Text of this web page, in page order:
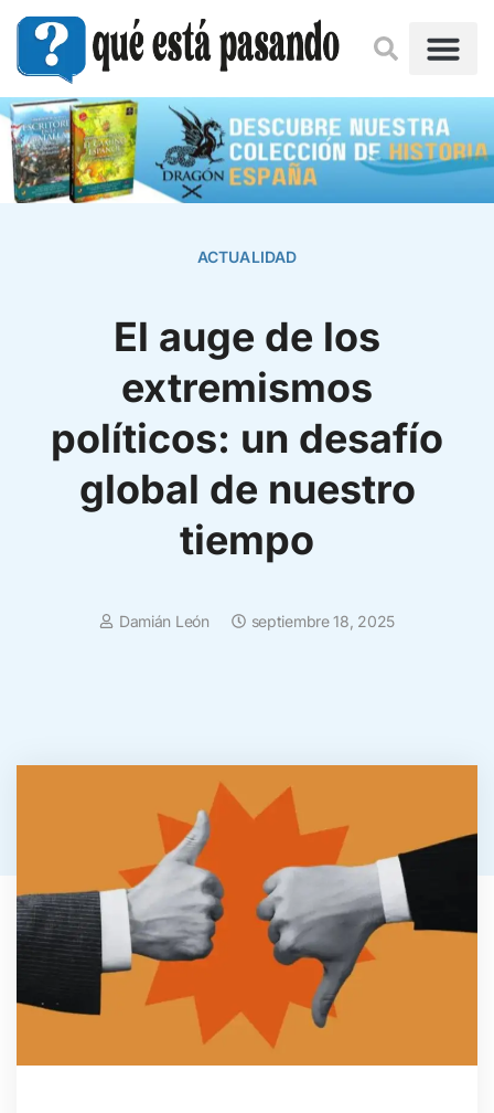
ACTUALIDAD
El auge de los
extremismos
políticos: un desafío
global de nuestro
tiempo
Damián León septiembre 18, 2025